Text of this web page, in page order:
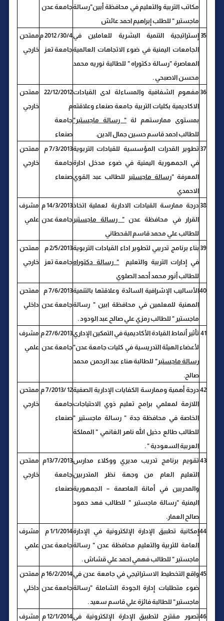
مكاتب التربية والتعليم في محافظة أبين"رسالة
ماجستير " للطلب إبراهيم احمد عائش
جامعة عدن
35 إستراتيجية التنمية البشرية للعاملين في
الجامعات اليمنية في ضوء الاتجاهات العالمية
المعاصرة "رسالة دكتوراه " للطالبة نوريه محمد
محسن الاصبحي .
30/4/ 2012 م
جامعة تعز
ممتحن
خارجي
36 مفهوم الشفافية والمساءلة لدى القيادات
الاكاديمية بكليات التربية جامعة صنعاء وعلاقته
بمستوى ممارستهم لة " رسالة ماجستير"
للطالب احمد قاسم حسين جمال الدين.
22/12/2012
م
جامعة
صنعاء
ممتحن
خارجي
37 تطوير القدرات المؤسسية للقيادات التربوية
في الجمهورية اليمنية في ضوء مدخل ادارة
المعرفة "رسالة ماجستير
للطالب عبد القوي
الاحمدي
7/3/2013 م
جامعة
صنعاء
ممتحن
خارجي
38 درجة ممارسة القيادات الادارية لعملية اتخاذ
القرار في محافظة عدن" رسالة ماجستير
للطالب علي محمد قاسم القحطاني
14/3/2013 م
جامعة عدن
مشرف
علمي
39 بناء برنامج تدريبي لتطوير اداء القيادات التربوية
في إدارات التربية والتعليم " رسالة دكتوراه
للطالب أنور محمد أحمد الصلوي
2/5/2013 م
جامعة تعز
ممتحن
خارجي
40الأساليب الإشرافية السائدة وعلاقتها بالتنمية
المهنية للمعلمين في محافظة ابين " رسالة
ماجستير " للطالب رمزي علي صالح عبد الودود .
7/6/2013 م
جامعة عدن
ممتحن
داخلي
41 تأثير أنماط القيادة الأكاديمية في التمكين الإداري
لأعضاء الهيئة التدريسية في كليات جامعة عدن"
رسالة ماجستير" للطالبة هناء عبد الرحمن محمد
صالح.
27/6/2013 م
جامعة عدن
مشرف
علمي
42 درجة أهمية وممارسة الكفايات الإدارية الصفية
اللازمة لمعلمي برامج تعليم ذوي الاحتياجات
الخاصة في محافظة جدة " رسالة ماجستير "
للطالب طالع دخيل الله ناهر الغانمي " المملكة
العربية السعودية " .
12 /7/2013 م
جامعة
صنعاء
ممتحن
خارجي
43 تقويم برنامج تدريب مديري ووكلاء مدارس
التعليم العام من وجهة نظر المتدربين
والمدربين في أمانة العاصمة – الجمهورية
اليمنية "رسالة ماجستير " للطالب فهد حمود
صالح العمار.
13/7/2013م
جامعة
صنعاء
ممتحن
خارجي
44إمكانية تطبيق الإدارة الإلكترونية في الإدارة
العامة للتربية والتعليم محافظة عدن " رسالة
ماجستير " للطالب فهمي احمد علي قشاش .
1/1/2014 م
جامعة عدن
مشرف
علمي
45واقع التخطيط الاستراتيجي في جامعة عدن في
ضوء متطلبات إدارة الجودة الشاملة "رسالة
ماجستير" للطالبة فائزة علي قاسم سعيد .
16/2/2014 م
جامعة عدن
ممتحن
داخلي
46تصور مقترح لتطبيق الإدارة الإلكترونية في12/1/2014 م
مشرف